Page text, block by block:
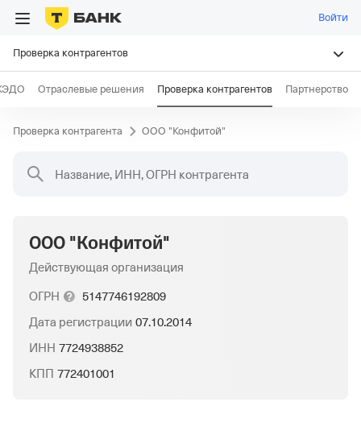
Войти
Проверка контрагентов
Отраслевые решения Проверка контрагентов Партнерство
Проверка контрагента ООО "Конфитой"
Название, ИНН, ОГРН контрагента
ООО "Конфитой"
Действующая организация
ОГРН
5147746192809
Дата регистрации 07.10.2014
ИНН 7724938852
КПП 772401001